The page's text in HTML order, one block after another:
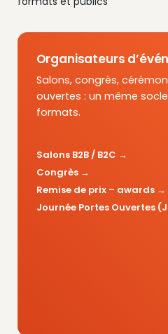
Organisateurs
Salons, congrès,
ouvertes : un même
formats.
Salons B2B / B2C
Congrès
Remise de prix – awards
Journée Portes Ouvertes